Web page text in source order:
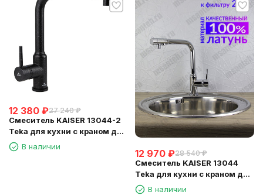
12 380 ₽27 240 ₽
Смеситель KAISER 13044-2
Teka для кухни с краном для
питьевой воды, черный
мрамор
В наличии
12 970 ₽28 540 ₽
Смеситель KAISER 13044
Teka для кухни с краном для
питьевой воды
В наличии